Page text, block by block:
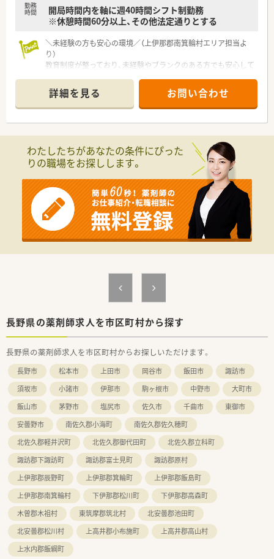
勤務
時間
開局時間内を軸に週40時間シフト制勤務
※休憩時間60分以上、その他法定通りとする
＼未経験の方も安心の環境／（上伊那郡南箕輪村エリア担当よ
り）
教育制度が整っており、未経験やブランクのある方でも安心して
【店舗情報と応需状況について】
■伊那北駅から車で6分ほどの場所に立地しており、マイカー通
勤が可能で毎日の通勤も快適です。
■平日は19時まで営業し、土曜日は14時30分までの開局時間で
無理なく働くことができます。
【職場環境と雰囲気】
■若いスタッフもやる気を持って挑戦できる環境があり、明るく
活気に満ちた職場作りを行っております。
■調剤のみにこだわらず、お客様とのコミュニケーションを楽し
みながら働くことができる温かい雰囲気です。
■従業員の健康を第一に考えており、生活環境のサポートやリフ
レッシュできる各種制度を用意しています。
【やりがい/おすすめポイント】
■手厚い教育制度と資格取得支援が用意されており、働きながら
イフイベントを経ても安心して働き続けられます。
■転勤時には自己負担なしの借上住宅や特別勤務手当が支給さ
詳細を見る お問い合わせ
わたしたちがあなたの条件にぴった
りの職場をお探しします。
長野県の薬剤師求人を市区町村から探す
長野県の薬剤師求人を市区町村からお探しいただけます。
長野市 松本市 上田市 岡谷市 飯田市
諏訪市
須坂市
小諸市 伊那市 駒ヶ根市 中野市
大町市
飯山市
茅野市 塩尻市 佐久市 千曲市
東御市
安曇野市
南佐久郡小海町
南佐久郡佐久穂町
北佐久郡軽井沢町
北佐久郡御代田町
北佐久郡立科町
諏訪郡下諏訪町
諏訪郡富士見町
諏訪郡原村
上伊那郡辰野町
上伊那郡箕輪町
上伊那郡飯島町
上伊那郡南箕輪村
下伊那郡松川町
下伊那郡高森町
木曽郡木祖村
東筑摩郡筑北村
北安曇郡池田町
北安曇郡松川村
上高井郡小布施町
上高井郡高山村
上水内郡飯綱町